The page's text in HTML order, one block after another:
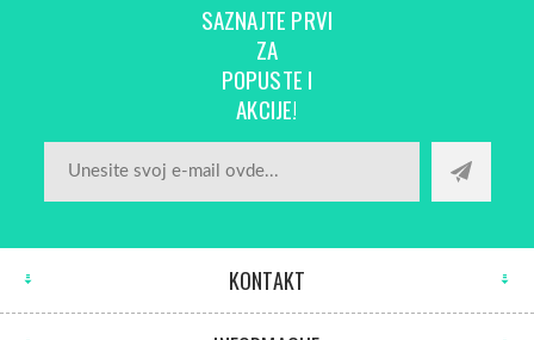
SAZNAJTE PRVI
ZA
POPUSTE I
AKCIJE!
KONTAKT